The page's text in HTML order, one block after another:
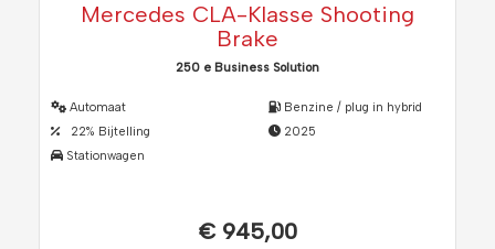
Mercedes CLA-Klasse Shooting
Brake
250 e Business Solution
Automaat
22% Bijtelling
Stationwagen
Benzine / plug in hybrid
2025
€ 945,00